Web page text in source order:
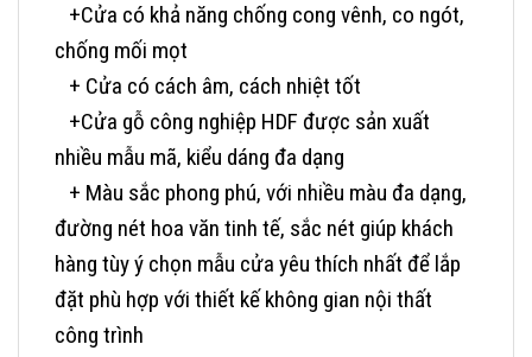
+Cửa có khả năng chống cong vênh, co ngót,
chống mối mọt
+ Cửa có cách âm, cách nhiệt tốt
+Cửa gỗ công nghiệp HDF được sản xuất
nhiều mẫu mã, kiểu dáng đa dạng
+ Màu sắc phong phú, với nhiều màu đa dạng,
đường nét hoa văn tinh tế, sắc nét giúp khách
hàng tùy ý chọn mẫu cửa yêu thích nhất để lắp
đặt phù hợp với thiết kế không gian nội thất
công trình